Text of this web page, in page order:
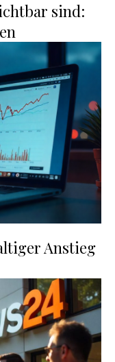
sind:
Anstieg